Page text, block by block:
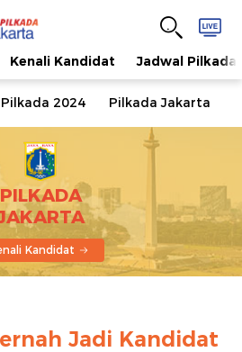
Kenali Kandidat Jadwal Pilkada
Pilkada 2024 Pilkada Jakarta
PILKADA
Kandidat
Jadi Kandidat